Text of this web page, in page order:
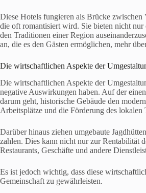
Diese Hotels fungieren als Brücke zwischen
die oft romantisiert wird. Sie bieten nicht
den Traditionen einer Region
an, die es den Gästen ermöglichen, mehr
Die wirtschaftlichen Aspekte der
Die wirtschaftlichen Aspekte der
negative Auswirkungen haben. Auf der
darum geht, historische Gebäude den
Arbeitsplätze und die Förderung des lokalen
Darüber hinaus ziehen umgebaute
zahlen. Dies kann nicht nur zur Rentabilität
Restaurants, Geschäfte und andere
Es ist jedoch wichtig, dass diese
Gemeinschaft zu gewährleisten.